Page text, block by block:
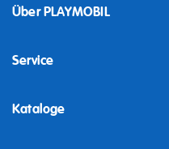
Über PLAYMOBIL
Service
Kataloge